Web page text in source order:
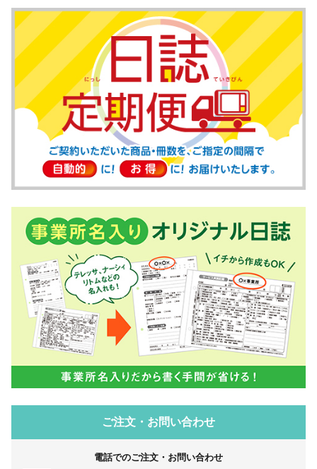
ご注文・お問い合わせ
電話でのご注文・お問い合わせ